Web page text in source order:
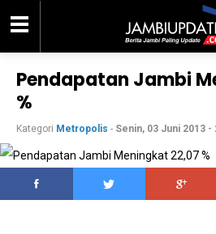
Pendapatan Jambi
%
Kategori Metropolis - Senin, 03 Juni 2013 -